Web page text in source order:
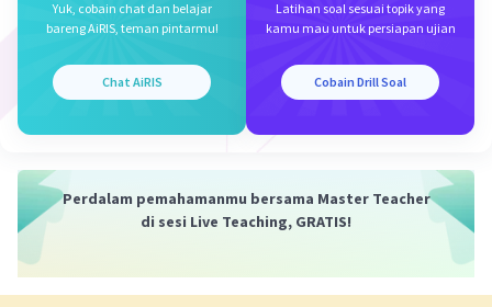
Beri Rating·0.0(0) Balas
Iklan
Fakhreddine A Level 1
Beri Rating·0.0(0) Balas
Yuk, cobain chat dan belajar
bareng AiRIS, teman pintarmu!
Chat AiRIS
Latihan soal sesuai topik yang
kamu mau untuk persiapan ujian
Cobain Drill Soal
Perdalam pemahamanmu bersama Master Teacher
di sesi Live Teaching, GRATIS!